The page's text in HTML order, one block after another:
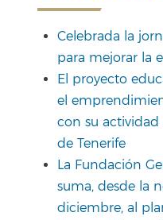
Celebrada la
para mejorar la
El proyecto
el
con su actividad
de Tenerife
La Fundación
suma, desde la
diciembre, al